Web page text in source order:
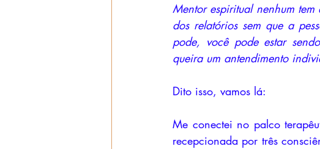
Mentor espiritual nenhum
dos relatórios sem que a
pode, você pode estar
queira um antendimento
Dito isso, vamos lá:
Me conectei no palco
recepcionada por três